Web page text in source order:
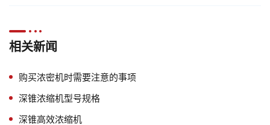
相关新闻
购买浓密机时需要注意的事项
深锥浓缩机型号规格
深锥高效浓缩机